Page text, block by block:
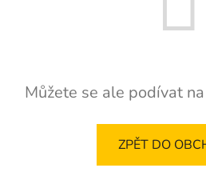
Můžete se ale podívat
ZPĚT DO